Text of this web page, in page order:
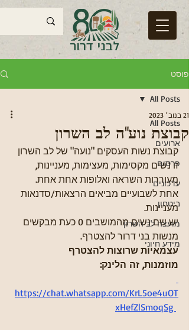
פוסט
All Posts
ארועים
פרסום
עדכונים
ביטחון
מועצה לב השרון
מידע חיוני
All Posts
קבוצת נוע"ה לב השרון
21 בנוב׳ 2023
קבוצת נשות העסקים "נועה" של לב השרון
זו נשים מקסימות, מעצימות, מעניינות,
מעוררות השראה ואלופות אחת אחת.
אחת לשבועיים מביאים הרצאות/סדנאות
מעניינות.
יש שם נשים מהמושבים 0 כעת מבקשים
מנשות בני דרור להצטרף.
עצמאיות שרוצות להצטרף
מוזמנות, זה הלינק:
https://chat.whatsapp.com/KrL5oe4uOT
xHefZlSmoqSg